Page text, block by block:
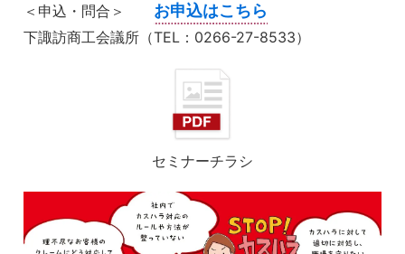
＜申込・問合＞ お申込はこちら
下諏訪商工会議所（TEL：0266-27-8533）
セミナーチラシ